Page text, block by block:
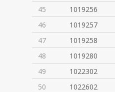
45 1019256
46 1019257
47 1019258
48 1019280
49 1022302
50 1022602